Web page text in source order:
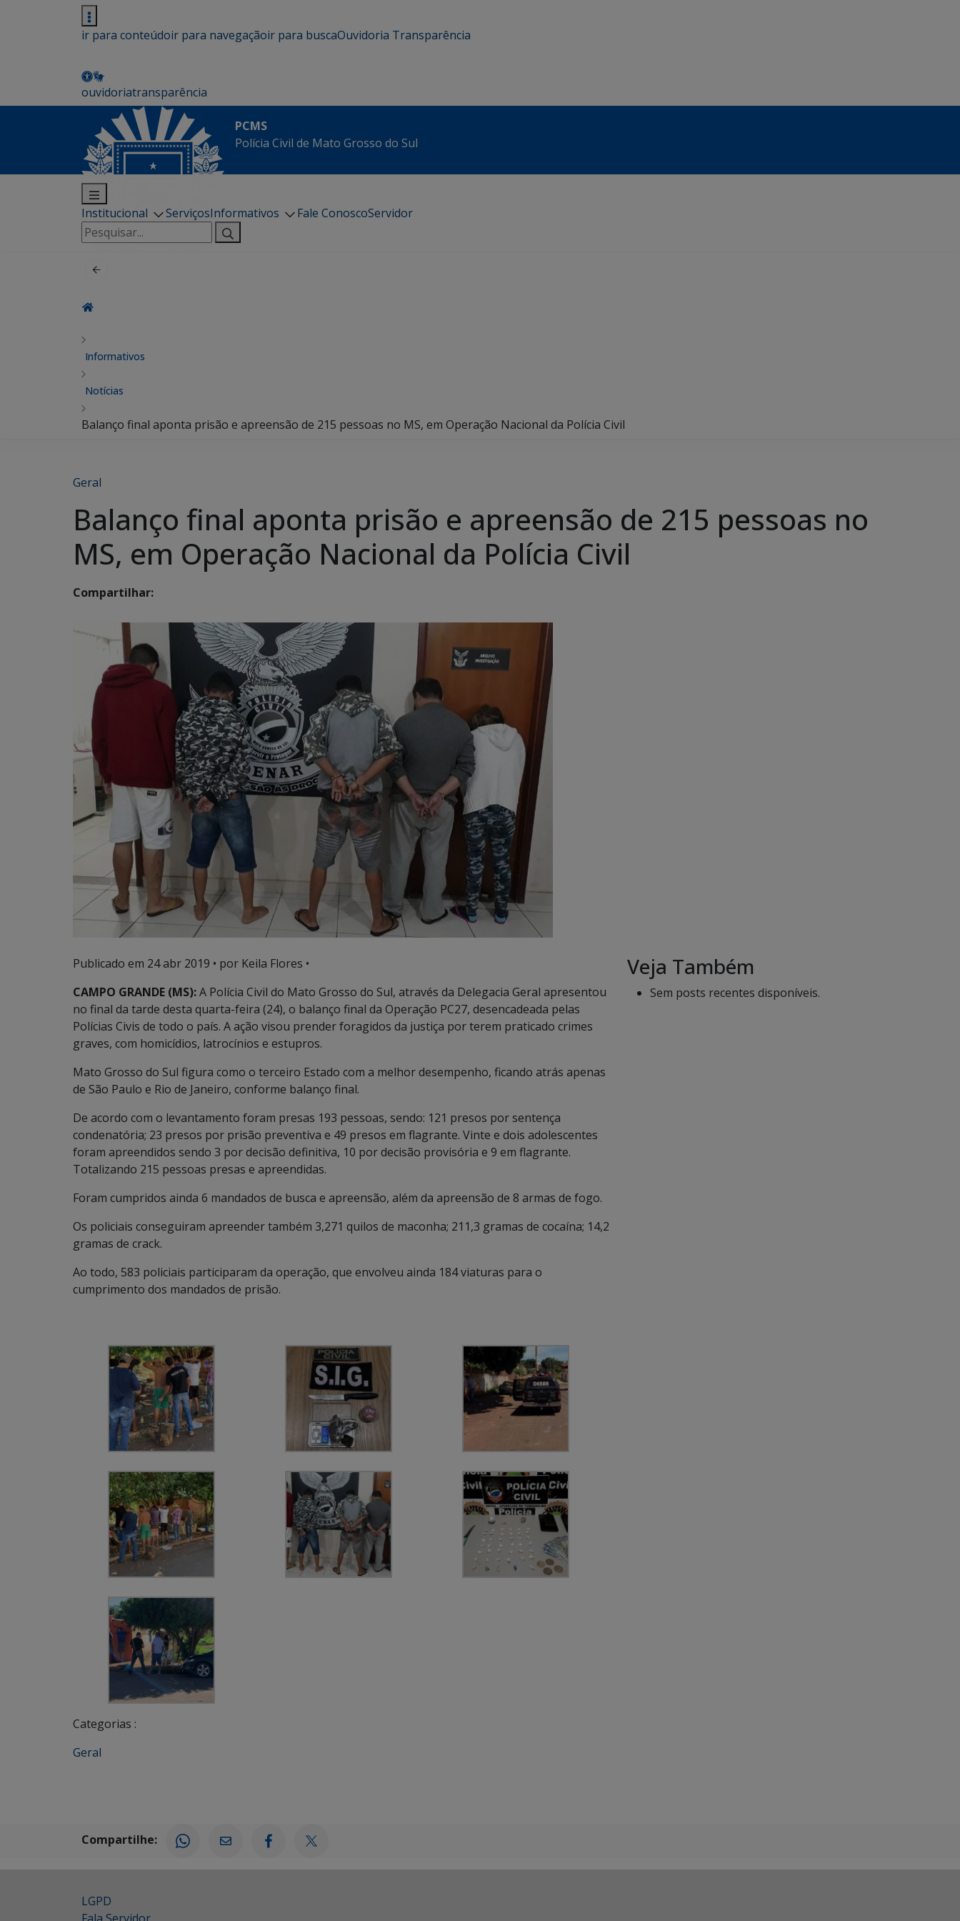
ir para conteúdoir para navegaçãoir para buscaOuvidoria Transparência
ouvidoriatransparência
PCMS
Polícia Civil de Mato Grosso do Sul
Institucional ServiçosInformativos Fale ConoscoServidor
Pesquisar
por:
Informativos
Notícias
Balanço final aponta prisão e apreensão de 215 pessoas no MS, em Operação Nacional da Polícia Civil
Geral
Balanço final aponta prisão e apreensão de 215 pessoas no
MS, em Operação Nacional da Polícia Civil
Compartilhar:
Publicado em 24 abr 2019 • por Keila Flores •
CAMPO GRANDE (MS):A Polícia Civil do Mato Grosso do Sul, através da Delegacia Geral apresentou
no final da tarde desta quarta-feira (24), o balanço final da Operação PC27, desencadeada pelas
Polícias Civis de todo o país. A ação visou prender foragidos da justiça por terem praticado crimes
graves, com homicídios, latrocínios e estupros.
Mato Grosso do Sul figura como o terceiro Estado com a melhor desempenho, ficando atrás apenas
de São Paulo e Rio de Janeiro, conforme balanço final.
De acordo com o levantamento foram presas 193 pessoas, sendo: 121 presos por sentença
condenatória; 23 presos por prisão preventiva e 49 presos em flagrante. Vinte e dois adolescentes
foram apreendidos sendo 3 por decisão definitiva, 10 por decisão provisória e 9 em flagrante.
Totalizando 215 pessoas presas e apreendidas.
Foram cumpridos ainda 6 mandados de busca e apreensão, além da apreensão de 8 armas de fogo.
Os policiais conseguiram apreender também 3,271 quilos de maconha; 211,3 gramas de cocaína; 14,2
gramas de crack.
Ao todo, 583 policiais participaram da operação, que envolveu ainda 184 viaturas para o
cumprimento dos mandados de prisão.
Categorias :
Geral
Veja Também
Sem posts recentes disponíveis.
Compartilhe:
LGPD